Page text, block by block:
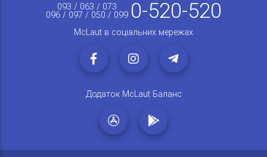
093 / 063 / 073
096 / 097 / 050 / 099 0-520-520
McLaut в соціальних мережах
Додаток McLaut Баланс